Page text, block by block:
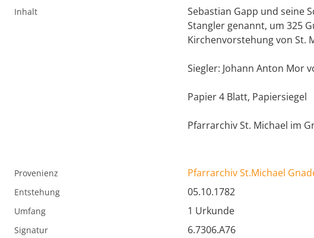
Inhalt
Sebastian Gapp und seine
Stangler genannt, um 325
Kirchenvorstehung von St.
Siegler: Johann Anton Mor
Papier 4 Blatt, Papiersiegel
Pfarrarchiv St. Michael im
Provenienz Pfarrarchiv St.Michael
Entstehung 05.10.1782
Umfang 1 Urkunde
Signatur 6.7306.A76